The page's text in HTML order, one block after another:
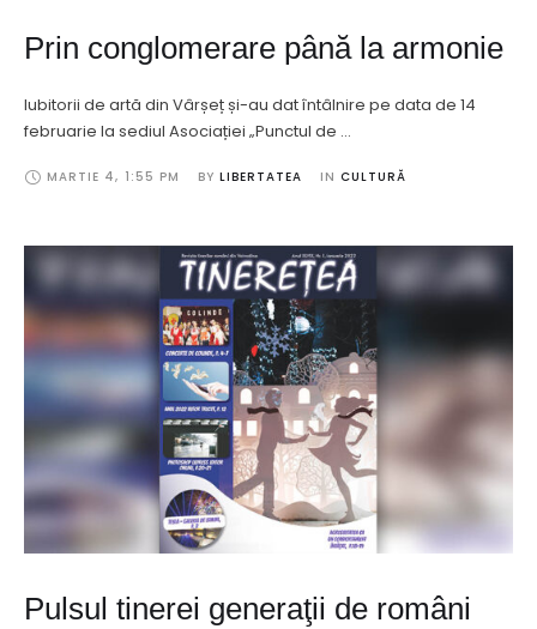
Prin conglomerare până la armonie
Iubitorii de artă din Vârșeț și-au dat întâlnire pe data de 14
februarie la sediul Asociației „Punctul de …
MARTIE 4, 1:55 PM BY LIBERTATEA IN CULTURĂ
Pulsul tinerei generaţii de români